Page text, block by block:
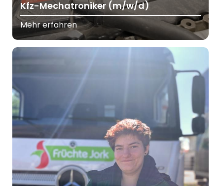
Kfz-Mechatroniker (m/w/d)
Mehr erfahren